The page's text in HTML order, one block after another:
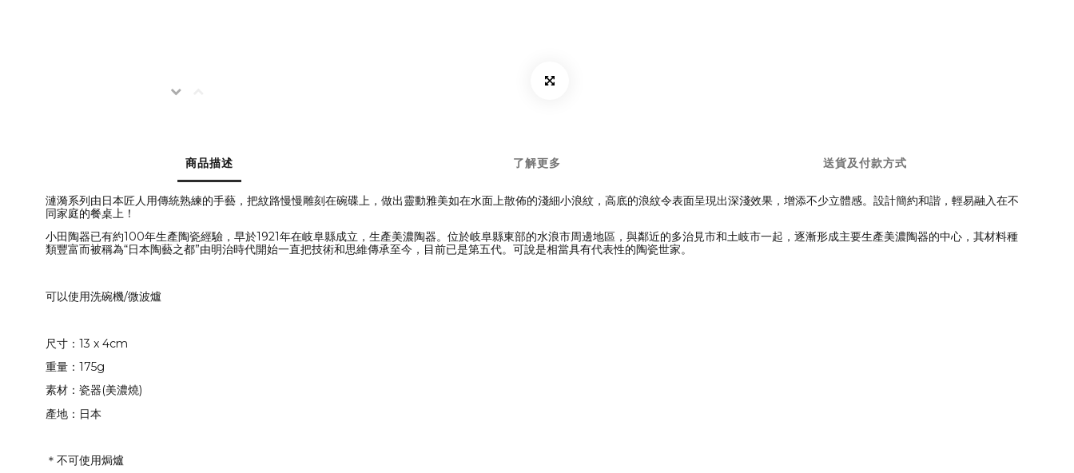
商品描述 了解更多 送貨及付款方式
漣漪系列由日本匠人用傳統熟練的手藝，把紋路慢慢雕刻在碗碟上，做出靈動雅美如在水面上散佈的淺細小浪紋，高底的浪紋令表面呈現出深淺效果，增添不少立體感。設計簡約和諧，輕易融入在不
同家庭的餐桌上！
小田陶器已有約100年生產陶瓷經驗，早於1921年在岐阜縣成立，生產美濃陶器。位於岐阜縣東部的水浪市周邊地區，與鄰近的多治見市和土岐市一起，逐漸形成主要生產美濃陶器的中心，其材料種
類豐富而被稱為“日本陶藝之都”由明治時代開始一直把技術和思維傳承至今，目前已是第五代。可說是相當具有代表性的陶瓷世家。
可以使用洗碗機/微波爐
尺寸：13 x 4cm
重量：175g
素材：瓷器(美濃燒)
產地：日本
＊不可使用焗爐